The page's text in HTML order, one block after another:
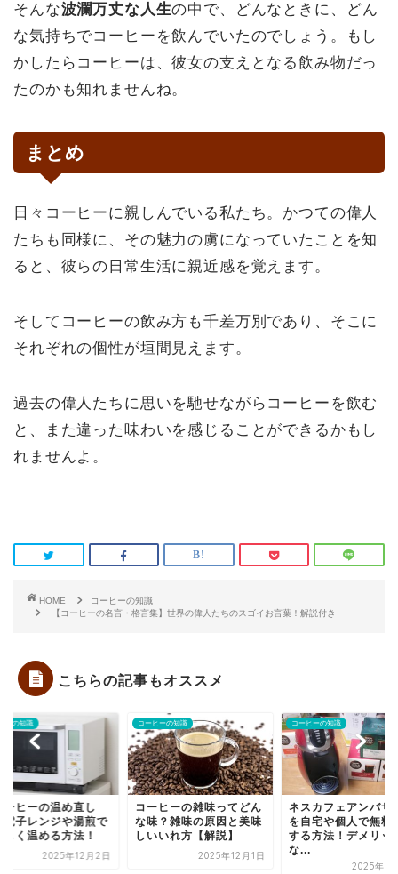
そんな波瀾万丈な人生の中で、どんなときに、どん
な気持ちでコーヒーを飲んでいたのでしょう。もし
かしたらコーヒーは、彼女の支えとなる飲み物だっ
たのかも知れませんね。
まとめ
日々コーヒーに親しんでいる私たち。かつての偉人
たちも同様に、その魅力の虜になっていたことを知
ると、彼らの日常生活に親近感を覚えます。
そしてコーヒーの飲み方も千差万別であり、そこに
それぞれの個性が垣間見えます。
過去の偉人たちに思いを馳せながらコーヒーを飲む
と、また違った味わいを感じることができるかもし
れませんよ。
HOME
コーヒーの知識
【コーヒーの名言・格言集】世界の偉人たちのスゴイお言葉！解説付き
こちらの記事もオススメ
ーの知識
ーヒーの温め直し
電子レンジや湯煎で
しく温める方法！
2025年12月2日
コーヒーの知識
コーヒーの雑味ってどん
な味？雑味の原因と美味
しいいれ方【解説】
2025年12月1日
コーヒーの知識
ネスカフェアンバサ
を自宅や個人で無料
する方法！デメリッ
な...
2025年12